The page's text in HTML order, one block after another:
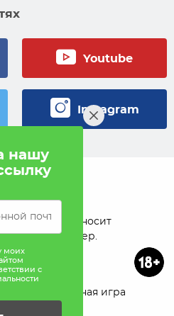
Youtube
Instagram
деньги. Сайт носит
характер.
Ответственная игра
нашу
моих
с